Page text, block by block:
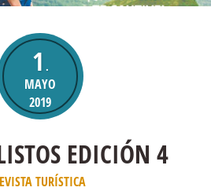
1 .
MAYO
2019
EDICIÓN 4
TURÍSTICA